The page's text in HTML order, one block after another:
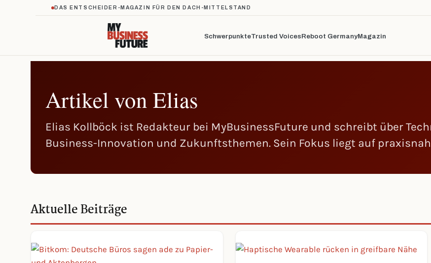
Artikel von Elias
Elias Kollböck ist Redakteur bei MyBusinessFuture und schreibt über
Business-Innovation und Zukunftsthemen. Sein Fokus liegt auf
Aktuelle Beiträge
DAS ENTSCHEIDER-MAGAZIN FÜR DEN DACH-MITTELSTAND
SchwerpunkteTrusted VoicesReboot GermanyMagazin